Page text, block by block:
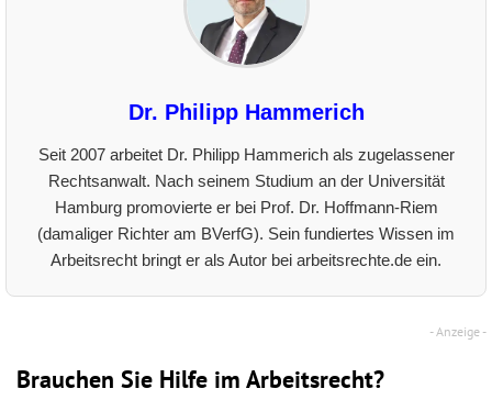
Dr. Philipp Hammerich
Seit 2007 arbeitet Dr. Philipp Hammerich als zugelassener
Rechtsanwalt. Nach seinem Studium an der Universität
Hamburg promovierte er bei Prof. Dr. Hoffmann-Riem
(damaliger Richter am BVerfG). Sein fundiertes Wissen im
Arbeitsrecht bringt er als Autor bei arbeitsrechte.de ein.
Brauchen Sie Hilfe im Arbeitsrecht?